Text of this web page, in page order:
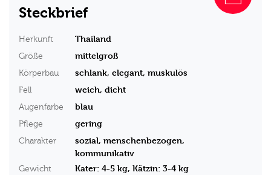
Steckbrief
Herkunft Thailand
Größe mittelgroß
Körperbau schlank, elegant, muskulös
Fell weich, dicht
Augenfarbe blau
Pflege gering
Charakter
sozial, menschenbezogen,
kommunikativ
Gewicht Kater: 4-5 kg, Kätzin: 3-4 kg